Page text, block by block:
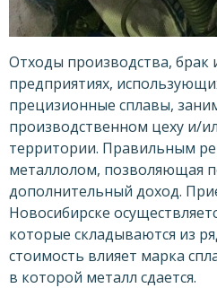
Отходы производства, брак
предприятиях,
прецизионные сплавы,
производственном цеху и/
территории. Правильным
металлолом, позволяющая
дополнительный доход.
Новосибирске
которые складываются из
стоимость влияет марка
в которой металл сдается.